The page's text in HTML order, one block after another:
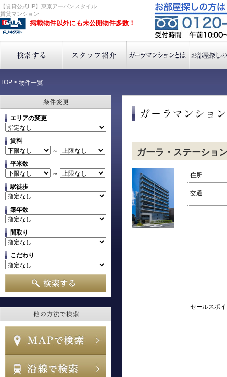
【賃貸公式HP】東京アーバンスタイル
賃貸マンション
掲載物件以外にも未公開物件多数！
TOP > 物件一覧
エリアの変更
賃料
～
平米数
～
駅徒歩
築年数
間取り
こだわり
ガーラ・ステーショ
住所
交通
セールスポ